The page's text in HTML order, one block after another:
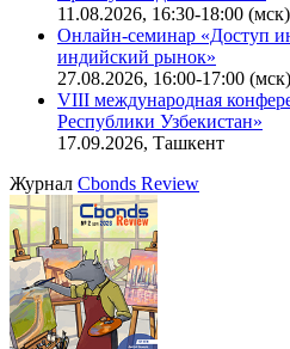
Ближайшие конференцииCbonds
Онлайн-семинар «Новый
офисную недвижимость»
11.08.2026, 16:30-18:00 (мск)
Онлайн-семинар «Доступ
индийский рынок»
VIII международная
Республики Узбекистан»
17.09.2026, Ташкент
ЖурналCbonds Review